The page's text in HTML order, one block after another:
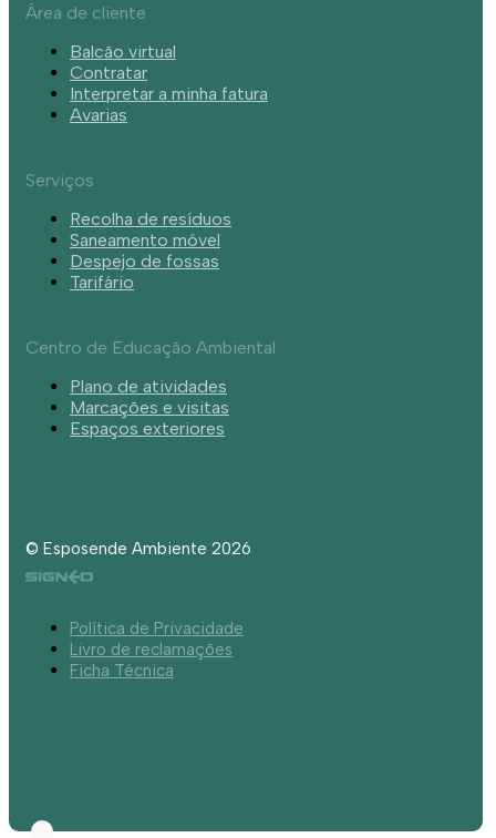
Área de cliente
Balcão virtual
Contratar
Interpretar a minha fatura
Avarias
Serviços
Recolha de resíduos
Saneamento móvel
Despejo de fossas
Tarifário
Centro de Educação Ambiental
Plano de atividades
Marcações e visitas
Espaços exteriores
© Esposende Ambiente 2026
Política de Privacidade
Livro de reclamações
Ficha Técnica